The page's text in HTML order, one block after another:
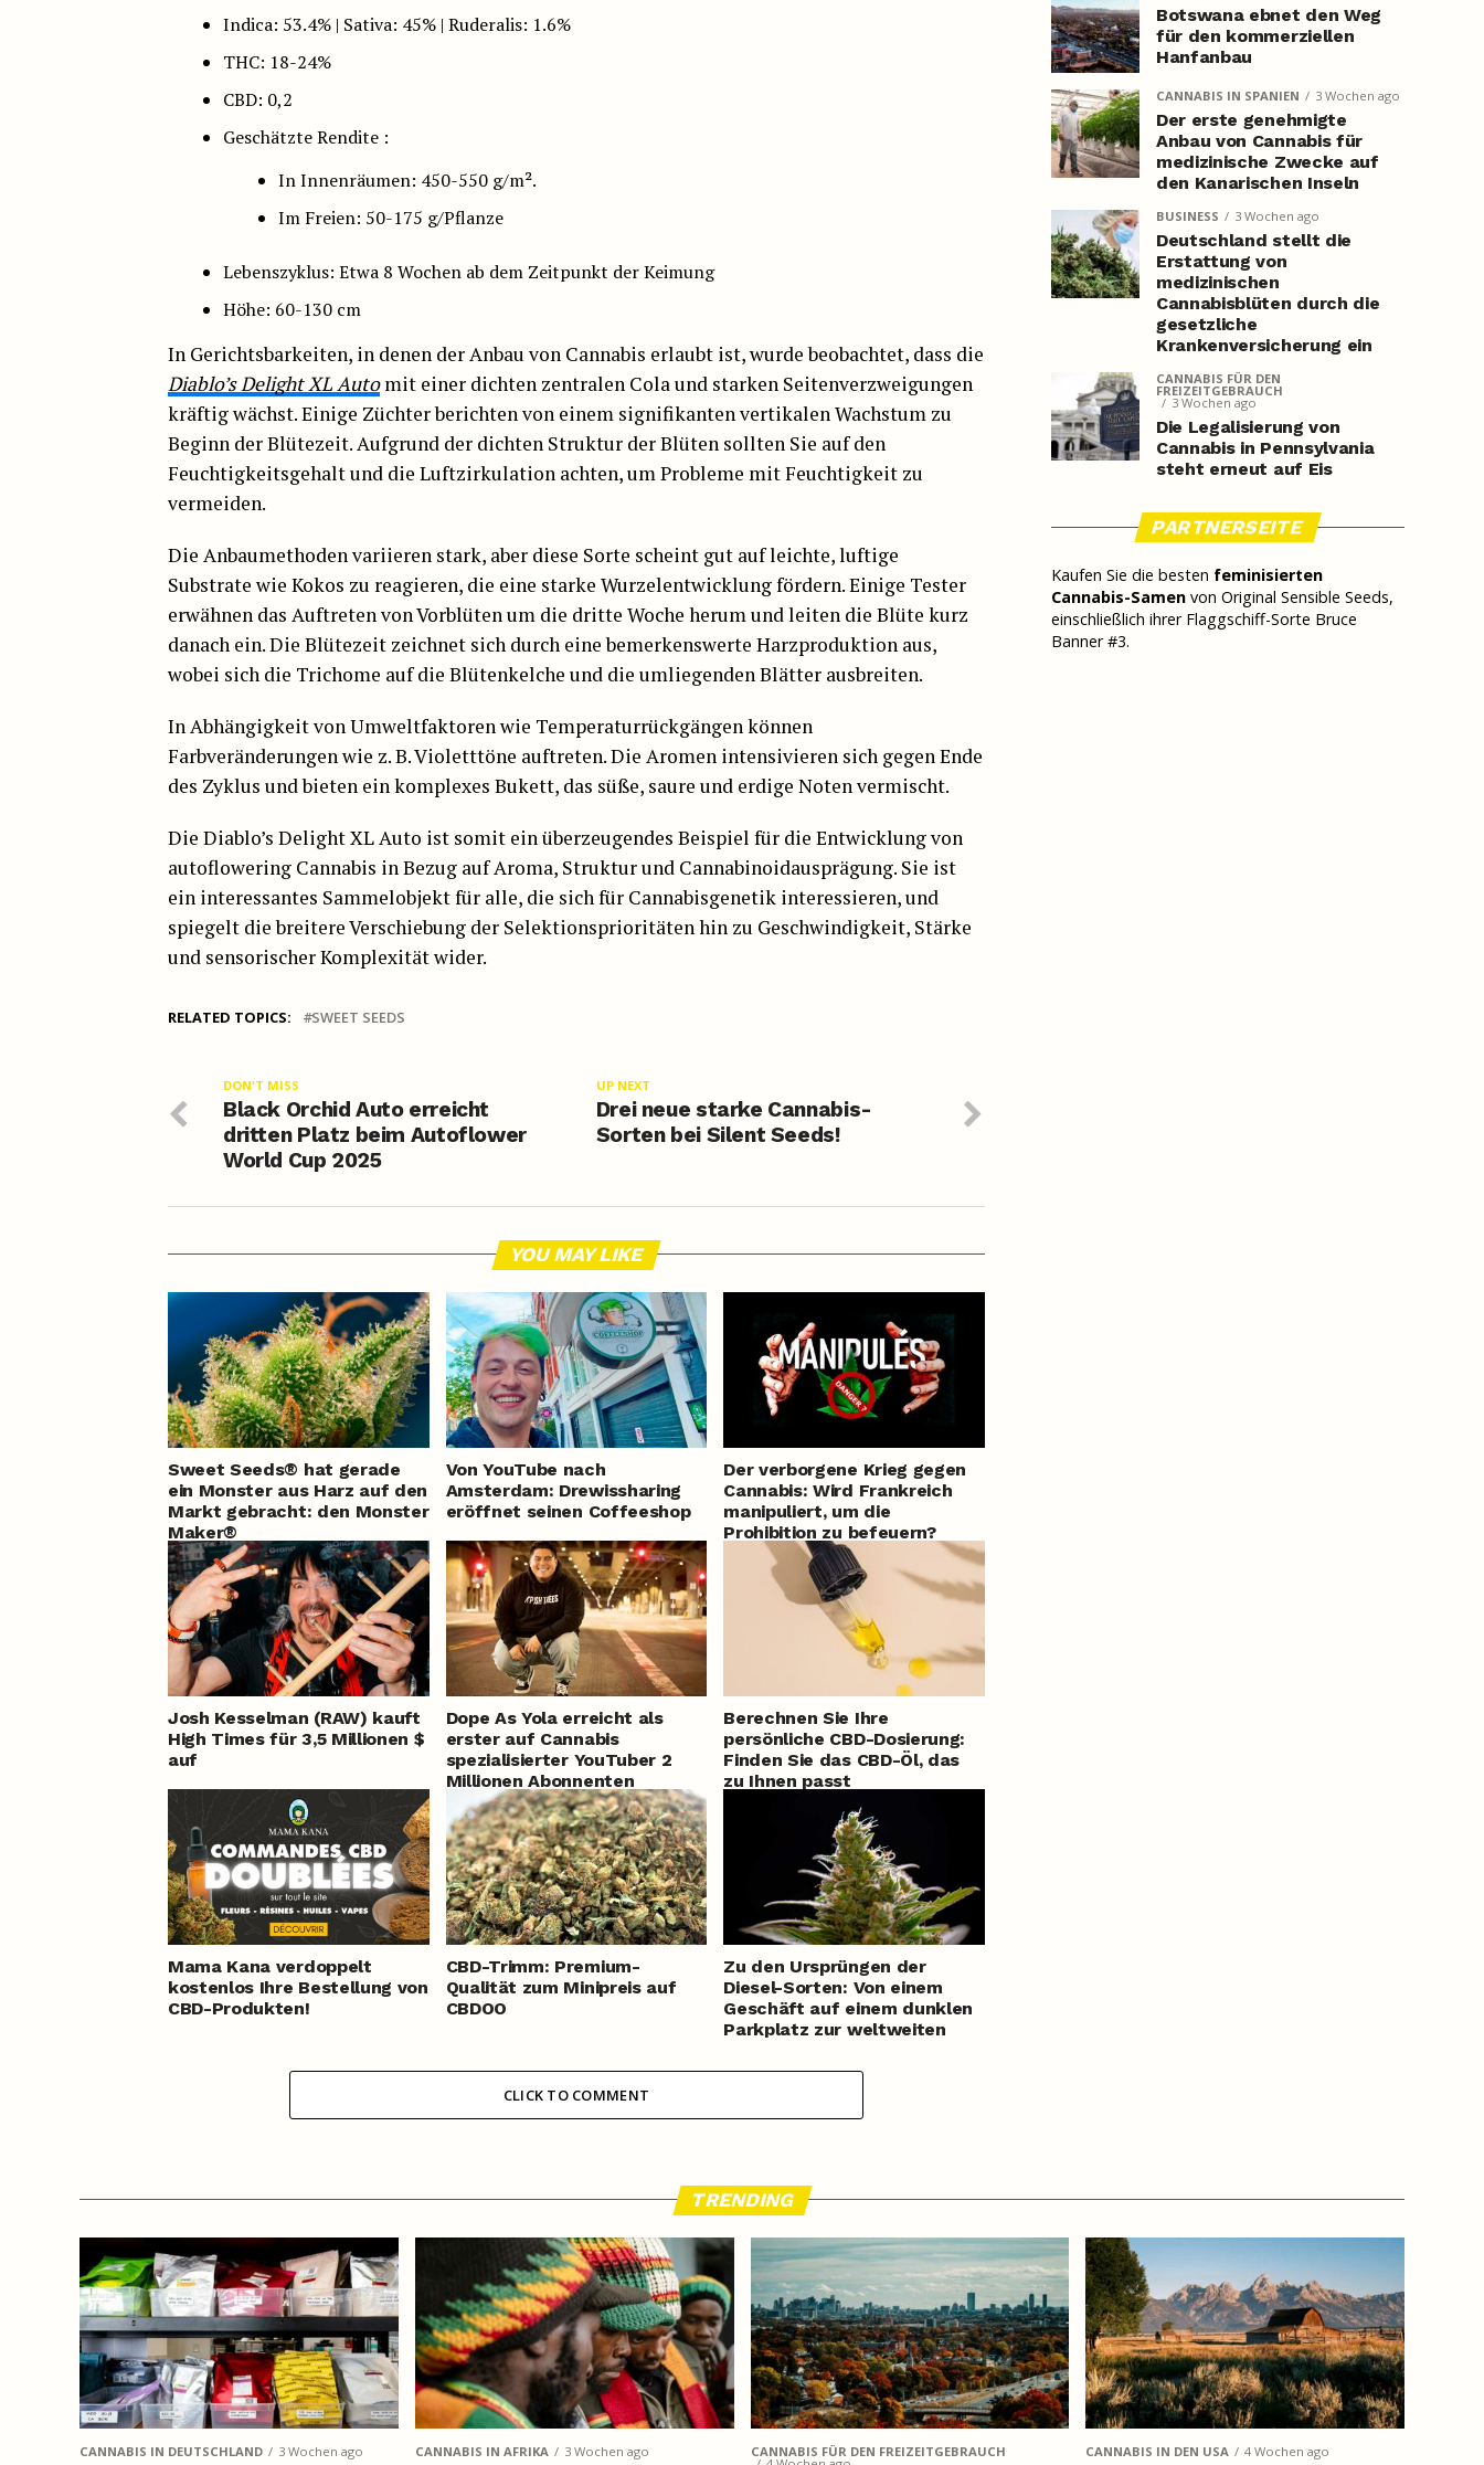
Indica: 53.4% | Sativa: 45% | Ruderalis: 1.6%
THC: 18-24%
CBD: 0,2
Geschätzte Rendite :
In Innenräumen: 450-550 g/m².
Im Freien: 50-175 g/Pflanze
Lebenszyklus: Etwa 8 Wochen ab dem Zeitpunkt der Keimung
Höhe: 60-130 cm
In Gerichtsbarkeiten, in denen der Anbau von Cannabis erlaubt ist, wurde beobachtet, dass die
Diablo’s Delight XL Automit einer dichten zentralen Cola und starken Seitenverzweigungen
kräftig wächst. Einige Züchter berichten von einem signifikanten vertikalen Wachstum zu
Beginn der Blütezeit. Aufgrund der dichten Struktur der Blüten sollten Sie auf den
Feuchtigkeitsgehalt und die Luftzirkulation achten, um Probleme mit Feuchtigkeit zu
vermeiden.
Die Anbaumethoden variieren stark, aber diese Sorte scheint gut auf leichte, luftige
Substrate wie Kokos zu reagieren, die eine starke Wurzelentwicklung fördern. Einige Tester
erwähnen das Auftreten von Vorblüten um die dritte Woche herum und leiten die Blüte kurz
danach ein. Die Blütezeit zeichnet sich durch eine bemerkenswerte Harzproduktion aus,
wobei sich die Trichome auf die Blütenkelche und die umliegenden Blätter ausbreiten.
In Abhängigkeit von Umweltfaktoren wie Temperaturrückgängen können
Farbveränderungen wie z. B. Violetttöne auftreten. Die Aromen intensivieren sich gegen Ende
des Zyklus und bieten ein komplexes Bukett, das süße, saure und erdige Noten vermischt.
Die Diablo’s Delight XL Auto ist somit ein überzeugendes Beispiel für die Entwicklung von
autoflowering Cannabis in Bezug auf Aroma, Struktur und Cannabinoidausprägung. Sie ist
ein interessantes Sammelobjekt für alle, die sich für Cannabisgenetik interessieren, und
spiegelt die breitere Verschiebung der Selektionsprioritäten hin zu Geschwindigkeit, Stärke
und sensorischer Komplexität wider.
RELATED TOPICS: SWEET SEEDS
UP NEXT
Drei neue starke Cannabis-
Sorten bei Silent Seeds!
DON'T MISS
Black Orchid Auto erreicht
dritten Platz beim Autoflower
World Cup 2025
YOU MAY LIKE
Sweet Seeds® hat gerade
ein Monster aus Harz auf den
Markt gebracht: den Monster
Maker®
Von YouTube nach
Amsterdam: Drewissharing
eröffnet seinen Coffeeshop
Der verborgene Krieg gegen
Cannabis: Wird Frankreich
manipuliert, um die
Prohibition zu befeuern?
Josh Kesselman (RAW) kauft
High Times für 3,5 Millionen $
auf
Dope As Yola erreicht als
erster auf Cannabis
spezialisierter YouTuber 2
Millionen Abonnenten
Berechnen Sie Ihre
persönliche CBD-Dosierung:
Finden Sie das CBD-Öl, das
zu Ihnen passt
Mama Kana verdoppelt
kostenlos Ihre Bestellung von
CBD-Produkten!
CBD-Trimm: Premium-
Qualität zum Minipreis auf
CBDOO
Zu den Ursprüngen der
Diesel-Sorten: Von einem
Geschäft auf einem dunklen
Parkplatz zur weltweiten
CLICK TO COMMENT
Botswana ebnet den Weg
für den kommerziellen
Hanfanbau
CANNABIS IN SPANIEN 3 Wochen ago
Der erste genehmigte
Anbau von Cannabis für
medizinische Zwecke auf
den Kanarischen Inseln
BUSINESS 3 Wochen ago
Deutschland stellt die
Erstattung von
medizinischen
Cannabisblüten durch die
gesetzliche
Krankenversicherung ein
CANNABIS FÜR DEN
FREIZEITGEBRAUCH
3 Wochen ago
Die Legalisierung von
Cannabis in Pennsylvania
steht erneut auf Eis
PARTNERSEITE
Kaufen Sie die besten feminisierten
Cannabis-Samen von Original Sensible Seeds,
einschließlich ihrer Flaggschiff-Sorte Bruce
Banner #3.
TRENDING
CANNABIS IN DEUTSCHLAND 3 Wochen ago CANNABIS IN AFRIKA 3 Wochen ago CANNABIS FÜR DEN FREIZEITGEBRAUCH CANNABIS IN DEN USA 4 Wochen ago